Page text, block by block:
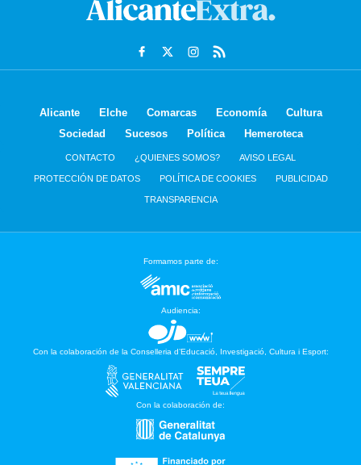
Alicante Elche Comarcas Economía
Cultura
Sociedad
Sucesos Política Hemeroteca
CONTACTO ¿QUIENES SOMOS? AVISO LEGAL
PROTECCIÓN DE DATOS POLÍTICA DE COOKIES PUBLICIDAD
TRANSPARENCIA
Formamos parte de:
Audiencia:
Con la colaboración de la Conselleria d’Educació, Investigació, Cultura i Esport:
Con la colaboración de: